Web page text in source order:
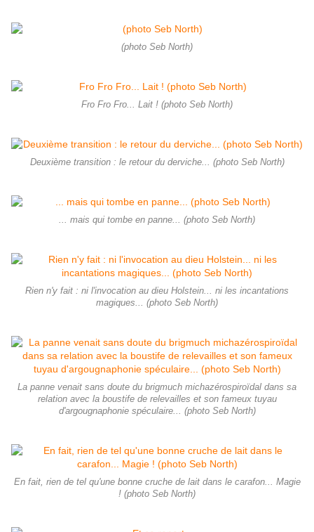
(photo Seb North)
Fro Fro Fro... Lait ! (photo Seb North)
Deuxième transition : le retour du derviche... (photo Seb North)
... mais qui tombe en panne... (photo Seb North)
Rien n'y fait : ni l'invocation au dieu Holstein... ni les incantations
magiques... (photo Seb North)
La panne venait sans doute du brigmuch michazérospiroïdal dans sa
relation avec la boustife de relevailles et son fameux tuyau
d'argougnaphonie spéculaire... (photo Seb North)
En fait, rien de tel qu'une bonne cruche de lait dans le carafon... Magie
! (photo Seb North)